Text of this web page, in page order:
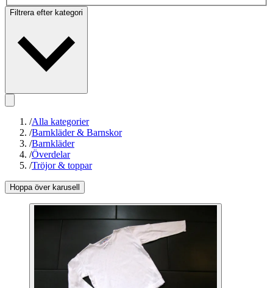
Filtrera efter kategori
/Alla kategorier
/Barnkläder & Barnskor
/Barnkläder
/Överdelar
/Tröjor & toppar
Hoppa över karusell